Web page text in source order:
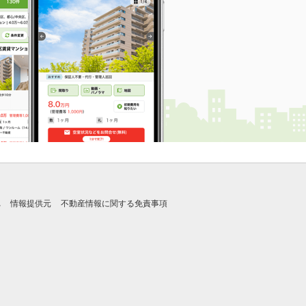
情報提供元 不動産情報に関する免責事項